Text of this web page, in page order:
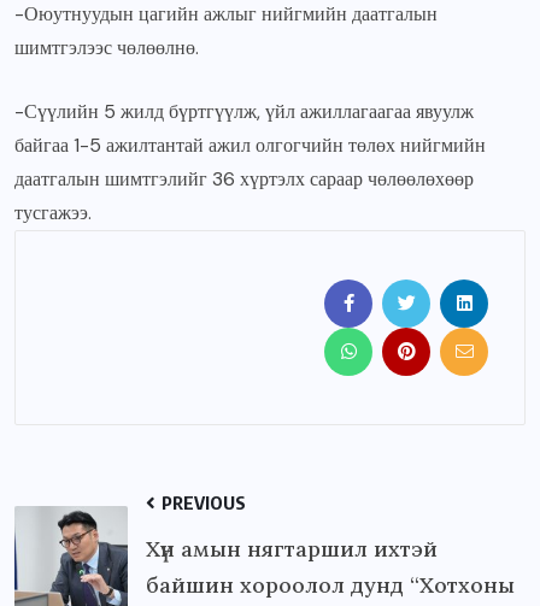
-Оюутнуудын цагийн ажлыг нийгмийн даатгалын
шимтгэлээс чөлөөлнө.
-Сүүлийн 5 жилд бүртгүүлж, үйл ажиллагаагаа явуулж
байгаа 1-5 ажилтантай ажил олгогчийн төлөх нийгмийн
даатгалын шимтгэлийг 36 хүртэлх сараар чөлөөлөхөөр
тусгажээ.
PREVIOUS
Хүн амын нягтаршил ихтэй
байшин хороолол дунд “Хотхоны